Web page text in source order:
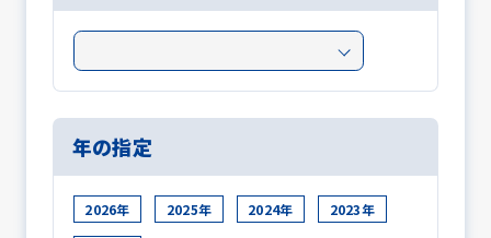
年の指定
2026年 2025年 2024年 2023年